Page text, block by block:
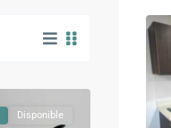
Disponible